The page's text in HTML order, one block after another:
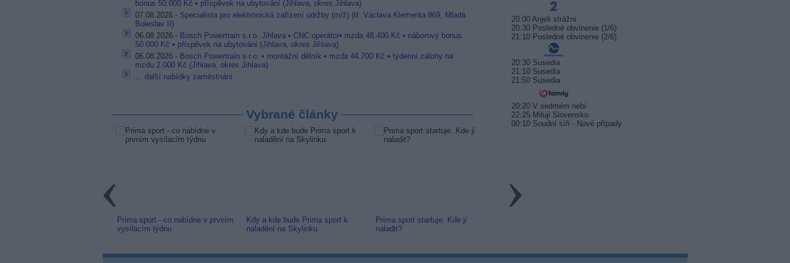
bonus 50.000 Kč • příspěvek na ubytování (Jihlava, okres Jihlava)
07.08.2026 - Specialista pro elektronická zařízení údržby (m/ž) (tř. Václava Klementa 869, Mladá
Boleslav II)
06.08.2026 - Bosch Powertrain s.r.o. Jihlava • CNC operátor• mzda 48.400 Kč • náborový bonus
50.000 Kč • příspěvek na ubytování (Jihlava, okres Jihlava)
06.08.2026 - Bosch Powertrain s.r.o. • montážní dělník • mzda 44.700 Kč • týdenní zálohy na
mzdu 2.000 Kč (Jihlava, okres Jihlava)
... další nabídky zaměstnání
Vybrané články
Prima sport - co nabídne v prvním
vysílacím týdnu
Kdy a kde bude Prima sport k
naladění na Skylinku
Prima sport startuje. Kde ji
naladit?
20:00 Anjeli strážni
20:30 Posledné obvinenie (1/6)
21:10 Posledné obvinenie (2/6)
20:30 Susedia
21:10 Susedia
21:50 Susedia
20:20 V sedmém nebi
22:25 Miluji Slovensko
00:10 Soudní síň - Nové případy